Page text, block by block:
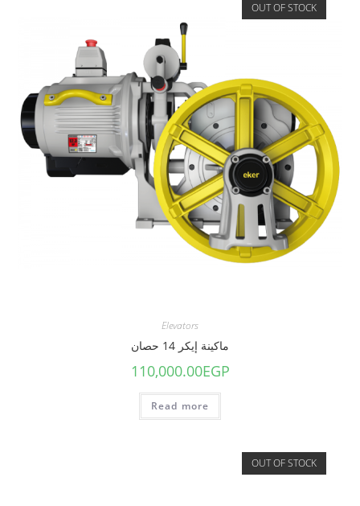
OUT OF STOCK
Elevators
ماكينة إيكر 14 حصان
110,000.00EGP
Read more
OUT OF STOCK